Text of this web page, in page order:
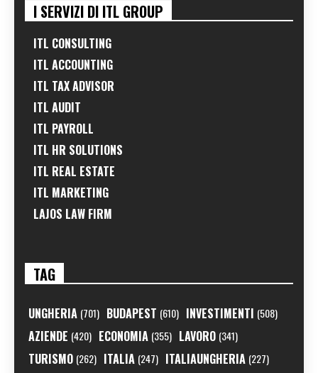
I SERVIZI DI ITL GROUP
ITL CONSULTING
ITL ACCOUNTING
ITL TAX ADVISOR
ITL AUDIT
ITL PAYROLL
ITL HR SOLUTIONS
ITL REAL ESTATE
ITL MARKETING
LAJOS LAW FIRM
TAG
UNGHERIA (701) BUDAPEST (610) INVESTIMENTI (508)
AZIENDE (420) ECONOMIA (355) LAVORO (341)
TURISMO (262) ITALIA (247) ITALIAUNGHERIA (227)